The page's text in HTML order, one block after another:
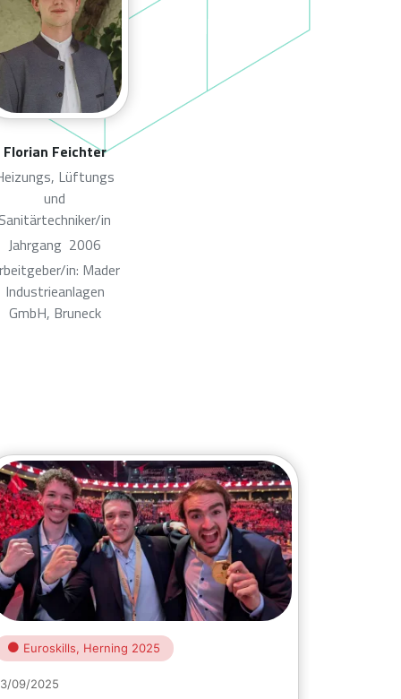
Florian Feichter
Lüftungs
und
Sanitärtechniker/in
Jahrgang 2006
in: Mader
Industrieanlagen
GmbH, Bruneck
Euroskills, Herning 2025
09/2025